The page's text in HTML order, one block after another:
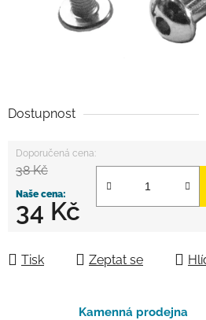
Dostupnost
38 Kč
34 Kč
Tisk Zeptat se
Kamenná prodejna